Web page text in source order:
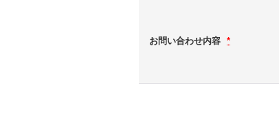
お問い合わせ内容 *